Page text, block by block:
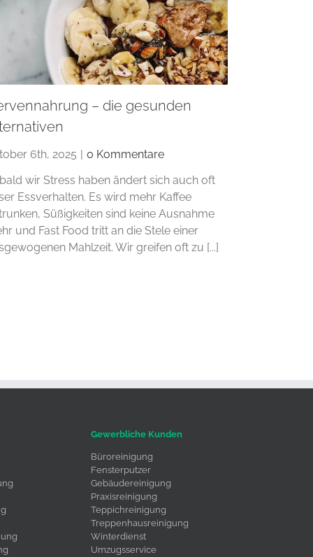
– die gesunden
6th, 2025 | 0 Kommentare
wir Stress haben ändert sich auch oft
Essverhalten. Es wird mehr Kaffee
Süßigkeiten sind keine Ausnahme
und Fast Food tritt an die Stele einer
Mahlzeit. Wir greifen oft zu [...]
Gewerbliche Kunden
Büroreinigung
Fensterputzer
Gebäudereinigung
Praxisreinigung
Teppichreinigung
Treppenhausreinigung
Winterdienst
Umzugsservice